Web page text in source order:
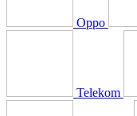
Oppo
Telekom